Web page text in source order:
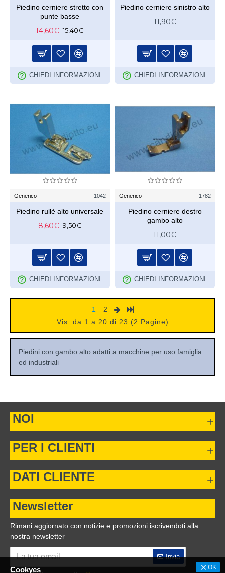
Piedini con gambo alto adatti a macchine per uso famiglia
ed industriali
Piedino cerniere stretto con
punte basse
14,60€ 15,40€
CHIEDI INFORMAZIONI
Piedino cerniere sinistro alto
11,90€
CHIEDI INFORMAZIONI
Generico 1042
Piedino rullè alto universale
8,60€ 9,50€
CHIEDI INFORMAZIONI
Generico 1782
Piedino cerniere destro
gambo alto
11,00€
CHIEDI INFORMAZIONI
1
2
Vis. da 1 a 20 di 23 (2 Pagine)
NOI
PER I CLIENTI
DATI CLIENTE
Newsletter
Rimani aggiornato con notizie e promozioni iscrivendoti alla
nostra newsletter
Invia
OK
Cookyes